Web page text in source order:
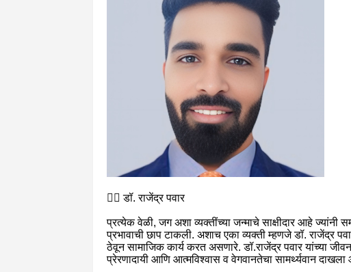
✍🏻 डॉ. राजेंद्र पवार
प्रत्येक वेळी, जग अशा व्यक्तींच्या जन्माचे साक्षीदार आहे ज्यांनी
प्रभावाची छाप टाकली. अशाच एका व्यक्ती म्हणजे डॉ. राजेंद्र
ठेवून सामाजिक कार्य करत असणारे. डॉ.राजेंद्र पवार यांच्या
प्रेरणादायी आणि आत्मविश्वास व वेगवानतेचा सामर्थ्यवान